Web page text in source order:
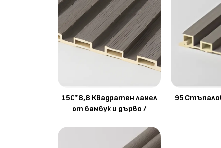
150*8,8 Квадратен ламел
от бамбук и дърво /
95